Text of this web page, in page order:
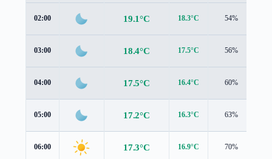
02:00 19.1°C 18.3°C 54%
03:00 18.4°C 17.5°C 56%
04:00 17.5°C 16.4°C 60%
05:00 17.2°C 16.3°C 63%
06:00 17.3°C 16.9°C 70%